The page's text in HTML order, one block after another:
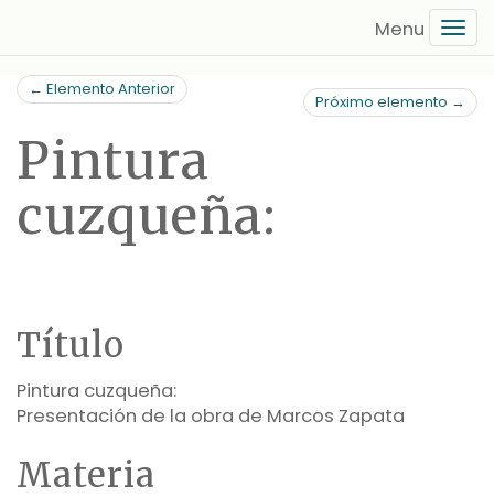
contenido
principal
← Elemento Anterior
Próximo elemento →
Pintura
cuzqueña:
Título
Pintura cuzqueña:
Presentación de la obra de Marcos Zapata
Materia